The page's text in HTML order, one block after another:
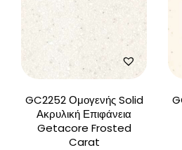
GC2252 Ομογενής Solid
Ακρυλική Επιφάνεια
Getacore Frosted
Carat